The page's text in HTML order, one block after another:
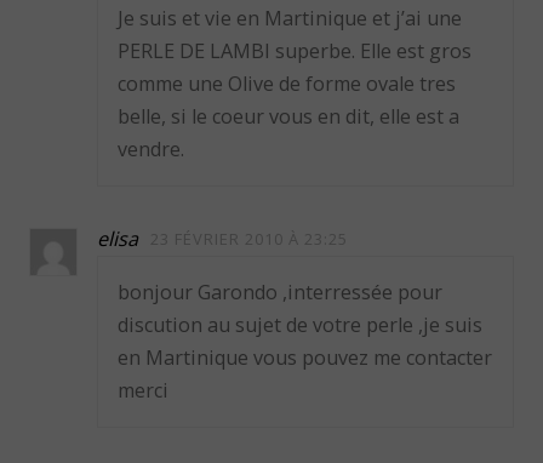
Je suis et vie en Martinique et j’ai une
PERLE DE LAMBI superbe. Elle est gros
comme une Olive de forme ovale tres
belle, si le coeur vous en dit, elle est a
vendre.
elisa 23 FÉVRIER 2010 À 23:25
bonjour Garondo ,interressée pour
discution au sujet de votre perle ,je suis
en Martinique vous pouvez me contacter
merci